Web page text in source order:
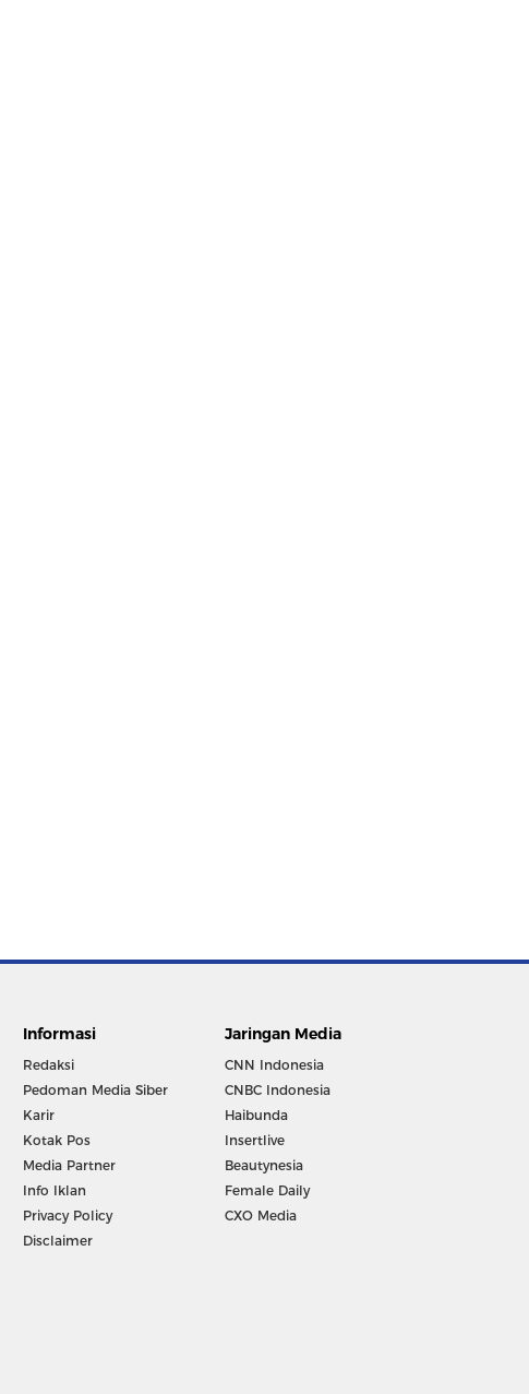
Informasi
Redaksi
Pedoman Media Siber
Karir
Kotak Pos
Media Partner
Info Iklan
Privacy Policy
Disclaimer
Jaringan Media
CNN Indonesia
CNBC Indonesia
Haibunda
Insertlive
Beautynesia
Female Daily
CXO Media